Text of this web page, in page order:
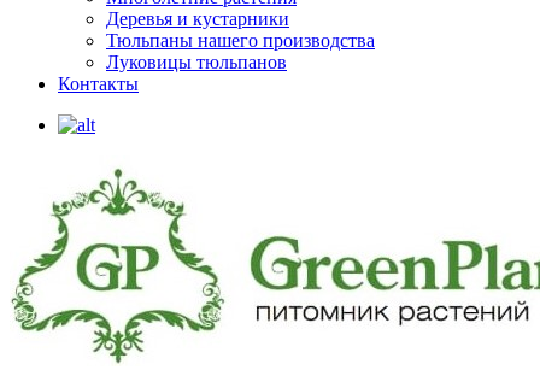
Деревья и кустарники
Тюльпаны нашего производства
Луковицы тюльпанов
Контакты